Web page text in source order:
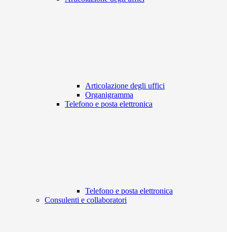
Articolazione degli uffici
Organigramma
Telefono e posta elettronica
Telefono e posta elettronica
Consulenti e collaboratori